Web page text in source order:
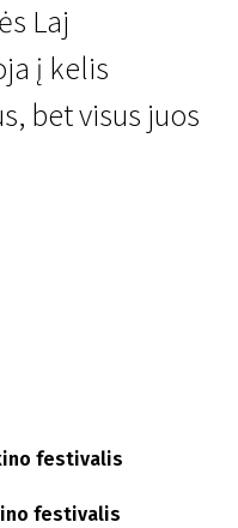
Laj
į kelis
bet visus juos
festivalis
festivalis